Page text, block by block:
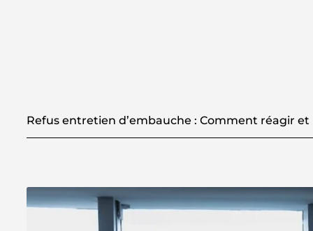
Refus entretien d’embauche : Comment réagir